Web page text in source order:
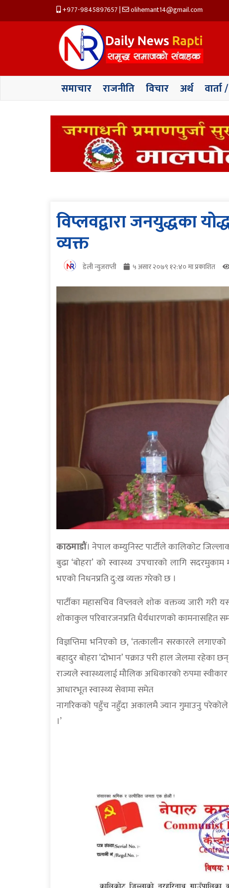
+977-9845897657| olihemant14@gmail.com
समाचार राजनीति विचार अर्थ
विप्लवद्वारा जनयुद्धका
व्यक्त
डेली न्युजराप्ती ५ असार २०७९ १२:४० मा प्रकाशित
काठमाडौं। नेपाल कम्युनिस्ट पार्टीले कालिकोट
बुढा ‘बोहरा’ को स्वास्थ्य उपचारको लागि
भएको निधनप्रति दु:ख व्यक्त गरेको छ ।
पार्टीका महासचिव विप्लवले शाेक वक्तव्य जारी गरी यस
शोकाकुल परिवारजनप्रति धैर्यधारणको कामनासहित
विज्ञप्तिमा भनिएको छ, ‘तत्कालीन सरकारले
बहादुर बोहरा ‘दोभान’ पक्राउ परी हाल जेलमा
राज्यले स्वास्थ्यलाई मौलिक अधिकारको रुपमा
आधारभूत स्वास्थ्य सेवामा समेत
नागरिकको पहुँच नहुँदा अकालमै ज्यान गुमाउनु
।’